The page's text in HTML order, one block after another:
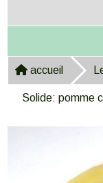
accueil
Solide: pomme